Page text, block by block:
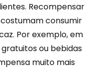
Recompensar
consumir
Por exemplo, em
ou bebidas
muito mais